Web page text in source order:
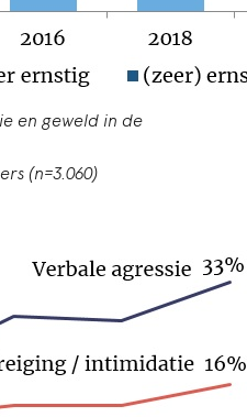
en geweld in de
(n=3.060)